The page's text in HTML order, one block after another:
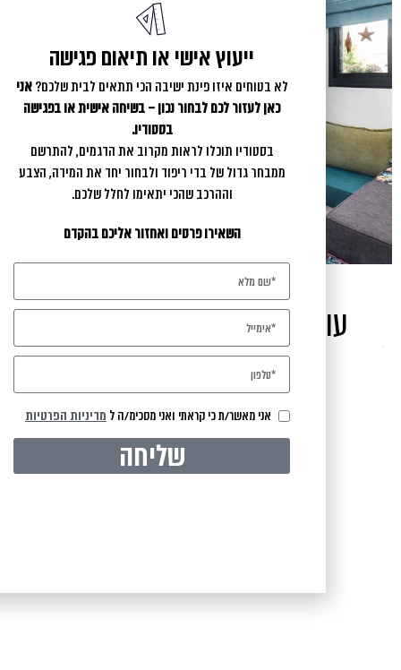
עוד מהגלרייה שלנו בהתאמה
אישית
ייעוץ אישי או תיאום פגישה
לא בטוחים איזו פינת ישיבה הכי תתאים לבית שלכם?אני
כאן לעזור לכם לבחור נכון – בשיחה אישית או בפגישה
בסטודיו.
בסטודיו תוכלו לראות מקרוב את הדגמים, להתרשם
ממבחר גדול של בדי ריפוד ולבחור יחד את המידה, הצבע
וההרכב שהכי יתאימו לחלל שלכם.
השאירו פרטים ואחזור אליכם בהקדם
אני מאשר/ת כי קראתי ואני מסכימ/ה ל מדיניות הפרטיות
שליחה